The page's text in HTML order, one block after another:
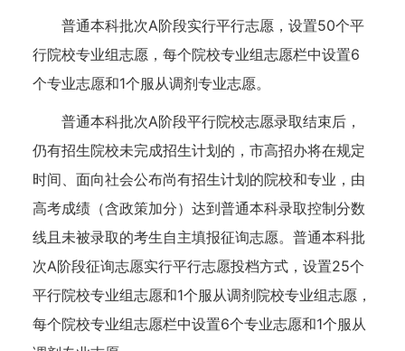
普通本科批次A阶段实行平行志愿，设置50个平
行院校专业组志愿，每个院校专业组志愿栏中设置6
个专业志愿和1个服从调剂专业志愿。
普通本科批次A阶段平行院校志愿录取结束后，
仍有招生院校未完成招生计划的，市高招办将在规定
时间、面向社会公布尚有招生计划的院校和专业，由
高考成绩（含政策加分）达到普通本科录取控制分数
线且未被录取的考生自主填报征询志愿。普通本科批
次A阶段征询志愿实行平行志愿投档方式，设置25个
平行院校专业组志愿和1个服从调剂院校专业组志愿，
每个院校专业组志愿栏中设置6个专业志愿和1个服从